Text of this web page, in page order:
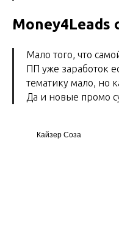
Money4Leads
Мало того, что
ПП уже заработок
тематику мало, но
Да и новые промо
Кайзер Соза